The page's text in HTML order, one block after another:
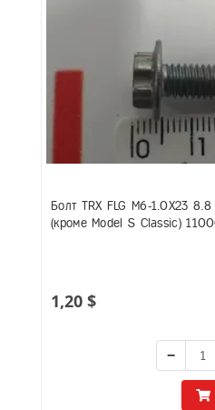
Болт TRX FLG M6-1.0X23
(кроме Model S Classic)
1,20 $
−